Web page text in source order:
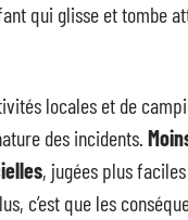
qui glisse et tombe
locales et de
des incidents.
, jugées plus
c’est que les